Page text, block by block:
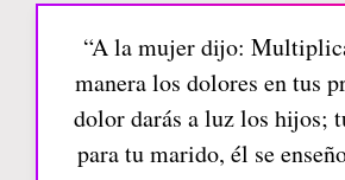
“A la mujer dijo:
manera los dolores en tus
dolor darás a luz los hijos;
para tu marido, él se